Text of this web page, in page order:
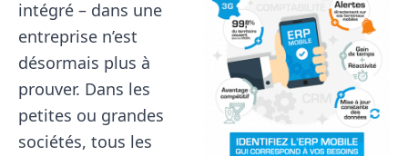
intégré – dans une
entreprise n’est
désormais plus à
prouver. Dans les
petites ou grandes
sociétés, tous les